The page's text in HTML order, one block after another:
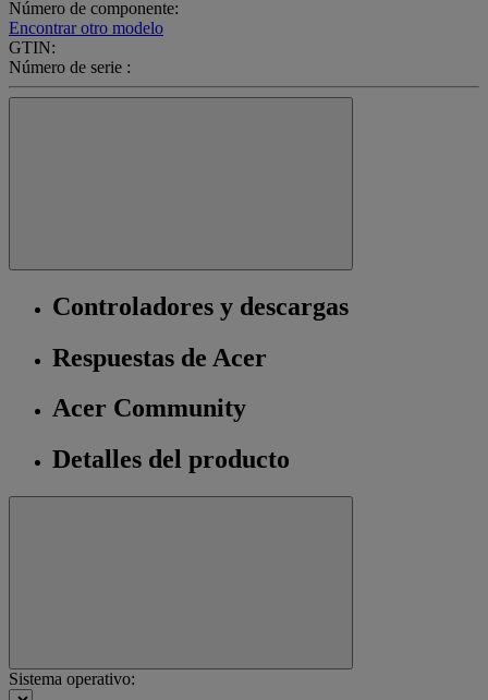
Número de componente:
Encontrar otro modelo
GTIN:
Número de serie :
Controladores y descargas
Respuestas de Acer
Acer Community
Detalles del producto
Sistema operativo: